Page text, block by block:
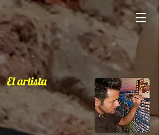
El artista